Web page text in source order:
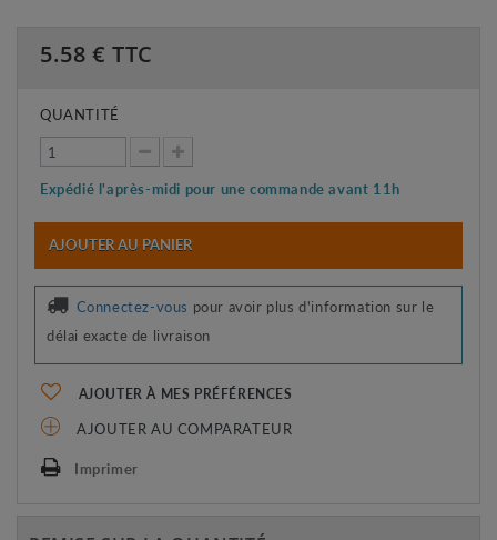
5.58 € TTC
QUANTITÉ
Expédié l'après-midi pour une commande avant 11h
AJOUTER AU PANIER
Connectez-vous pour avoir plus d'information sur le
délai exacte de livraison
AJOUTER À MES PRÉFÉRENCES
AJOUTER AU COMPARATEUR
Imprimer